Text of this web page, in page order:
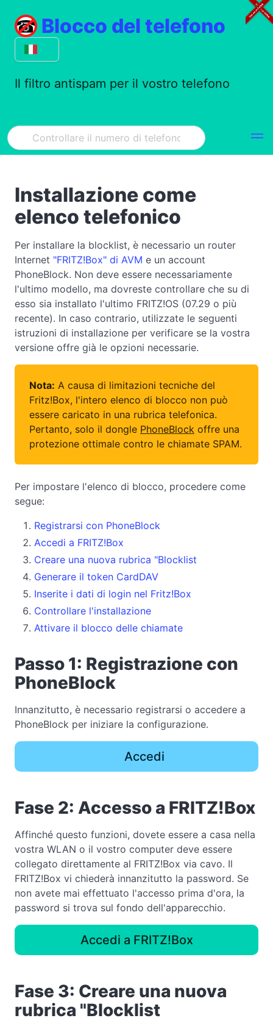
Blocco del telefono
Il filtro antispam per il vostro telefono
Installazione come
elenco telefonico
Per installare la blocklist, è necessario un router
Internet "FRITZ!Box" di AVM e un account
PhoneBlock. Non deve essere necessariamente
l'ultimo modello, ma dovreste controllare che su di
esso sia installato l'ultimo FRITZ!OS (07.29 o più
recente). In caso contrario, utilizzate le seguenti
istruzioni di installazione per verificare se la vostra
versione offre già le opzioni necessarie.
Nota: A causa di limitazioni tecniche del
Fritz!Box, l'intero elenco di blocco non può
essere caricato in una rubrica telefonica.
Pertanto, solo il dongle PhoneBlock offre una
protezione ottimale contro le chiamate SPAM.
Per impostare l'elenco di blocco, procedere come
segue:
Registrarsi con PhoneBlock
Accedi a FRITZ!Box
Creare una nuova rubrica "Blocklist
Generare il token CardDAV
Inserite i dati di login nel Fritz!Box
Controllare l'installazione
Attivare il blocco delle chiamate
Passo 1: Registrazione con
PhoneBlock
Innanzitutto, è necessario registrarsi o accedere a
PhoneBlock per iniziare la configurazione.
Accedi
Fase 2: Accesso a FRITZ!Box
Affinché questo funzioni, dovete essere a casa nella
vostra WLAN o il vostro computer deve essere
collegato direttamente al FRITZ!Box via cavo. Il
FRITZ!Box vi chiederà innanzitutto la password. Se
non avete mai effettuato l'accesso prima d'ora, la
password si trova sul fondo dell'apparecchio.
Accedi a FRITZ!Box
Fase 3: Creare una nuova
rubrica "Blocklist